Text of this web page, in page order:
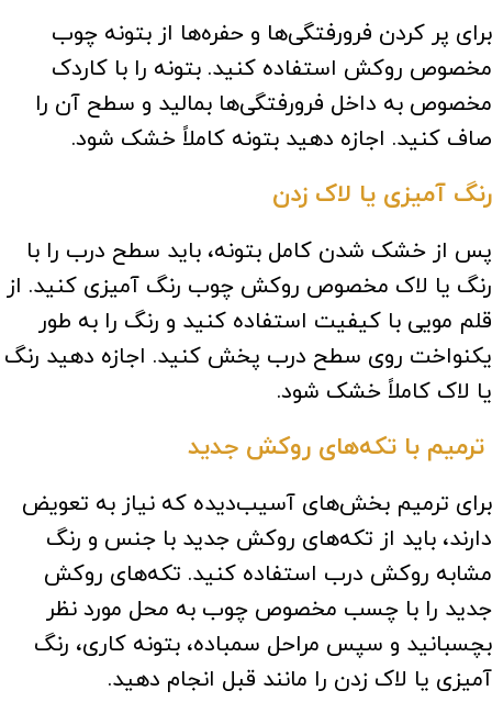
برای پر کردن فرورفتگی‌ها و حفره‌ها از بتونه چوب
مخصوص روکش استفاده کنید. بتونه را با کاردک
مخصوص به داخل فرورفتگی‌ها بمالید و سطح آن را
صاف کنید. اجازه دهید بتونه کاملاً خشک شود.
رنگ آمیزی یا لاک زدن
پس از خشک شدن کامل بتونه، باید سطح درب را با
رنگ یا لاک مخصوص روکش چوب رنگ آمیزی کنید. از
قلم مویی با کیفیت استفاده کنید و رنگ را به طور
یکنواخت روی سطح درب پخش کنید. اجازه دهید رنگ
یا لاک کاملاً خشک شود.
ترمیم با تکه‌های روکش جدید
برای ترمیم بخش‌های آسیب‌دیده که نیاز به تعویض
دارند، باید از تکه‌های روکش جدید با جنس و رنگ
مشابه روکش درب استفاده کنید. تکه‌های روکش
جدید را با چسب مخصوص چوب به محل مورد نظر
بچسبانید و سپس مراحل سمباده، بتونه کاری، رنگ
آمیزی یا لاک زدن را مانند قبل انجام دهید.